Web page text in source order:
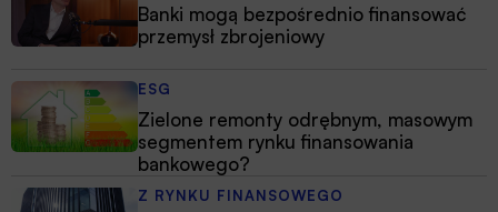
Banki mogą bezpośrednio finansować
przemysł zbrojeniowy
ESG
Zielone remonty odrębnym, masowym
segmentem rynku finansowania
bankowego?
Z RYNKU FINANSOWEGO